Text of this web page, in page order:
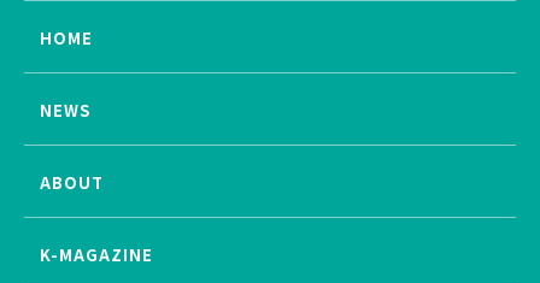
HOME
NEWS
ABOUT
K-MAGAZINE